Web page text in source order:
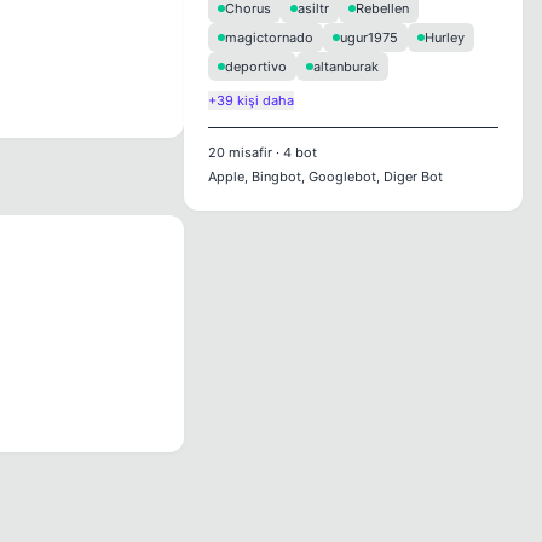
Chorus asiltr
Rebellen
magictornado
ugur1975
Hurley
deportivo
altanburak
+39 kişi daha
20 misafir · 4 bot
Apple, Bingbot, Googlebot, Diger Bot